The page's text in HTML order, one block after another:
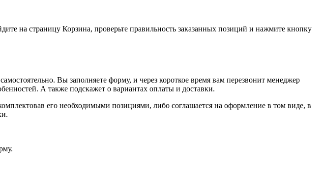
на страницу Корзина, проверьте правильность заказанных позиций и нажмите кнопку
Вы заполняете форму, и через короткое время вам перезвонит менеджер
А также подскажет о вариантах оплаты и доставки.
его необходимыми позициями, либо соглашается на оформление в том виде, в